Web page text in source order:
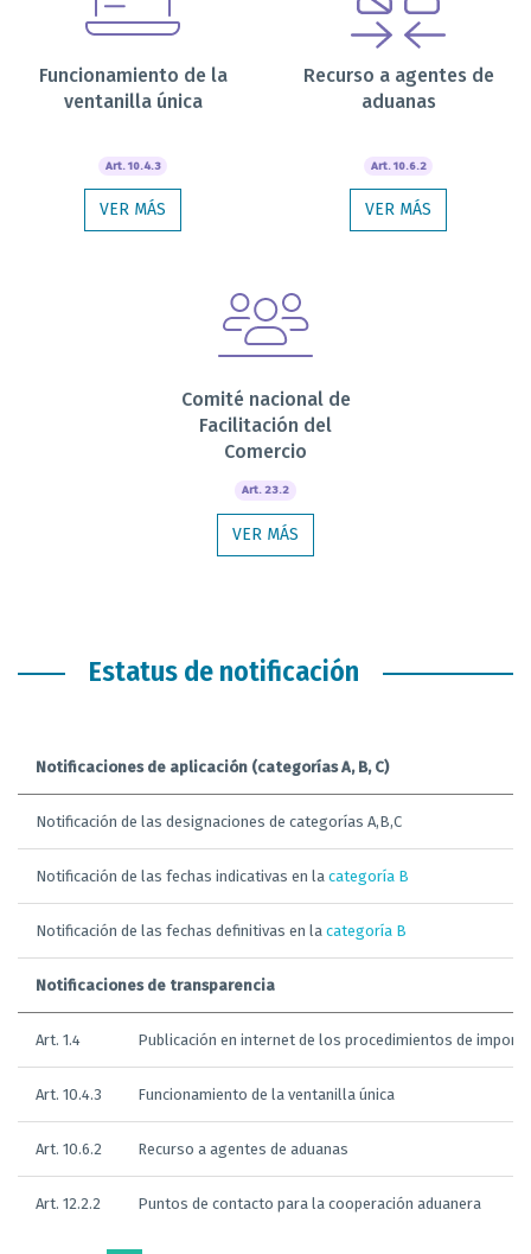
Funcionamiento de la
ventanilla única
Art. 10.4.3
VER MÁS
Recurso a agentes de
aduanas
Art. 10.6.2
VER MÁS
Comité nacional de
Facilitación del
Comercio
Art. 23.2
VER MÁS
Estatus de notificación
Notificaciones de aplicación (categorías A, B, C)
Notificación de las designaciones de categorías A,B,C
Notificación de las fechas indicativas en la categoría B
Notificación de las fechas definitivas en la categoría B
Notificaciones de transparencia
Art. 1.4 Publicación en internet de los procedimientos de
Art. 10.4.3 Funcionamiento de la ventanilla única
Art. 10.6.2 Recurso a agentes de aduanas
Art. 12.2.2 Puntos de contacto para la cooperación aduanera